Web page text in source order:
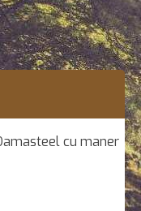
cu maner